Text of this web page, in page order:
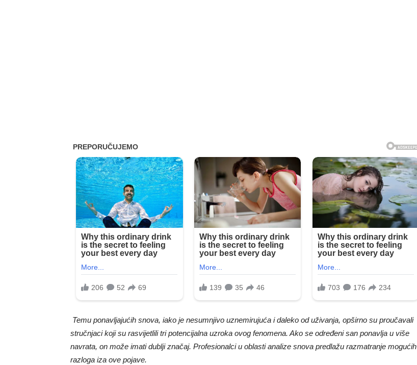
Temu ponavljajućih snova, iako je nesumnjivo uznemirujuća i daleko od uživanja, opširno su proučavali
stručnjaci koji su rasvijetlili tri potencijalna uzroka ovog fenomena. Ako se određeni san ponavlja u više
navrata, on može imati dublji značaj. Profesionalci u oblasti analize snova predlažu razmatranje mogućih
razloga iza ove pojave.